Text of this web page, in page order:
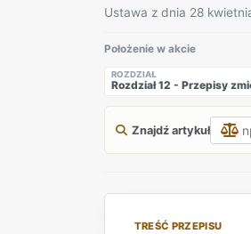
Ustawa z dnia 28
Położenie w akcie
ROZDZIAŁ
Znajdź artykuł
TREŚĆ PRZEPISU